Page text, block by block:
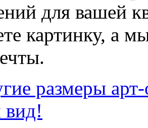
для вашей
картинку, а
размеры